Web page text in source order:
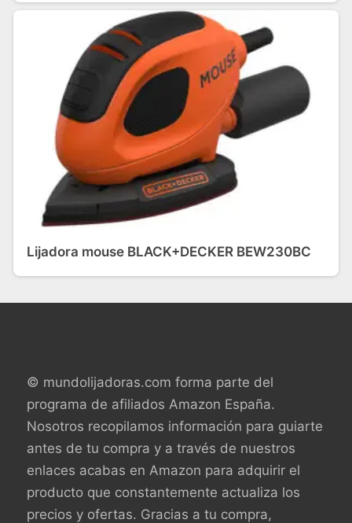
Lijadora mouse BLACK+DECKER BEW230BC
© mundolijadoras.com forma parte del
programa de afiliados Amazon España.
Nosotros recopilamos información para guiarte
antes de tu compra y a través de nuestros
enlaces acabas en Amazon para adquirir el
producto que constantemente actualiza los
precios y ofertas. Gracias a tu compra,